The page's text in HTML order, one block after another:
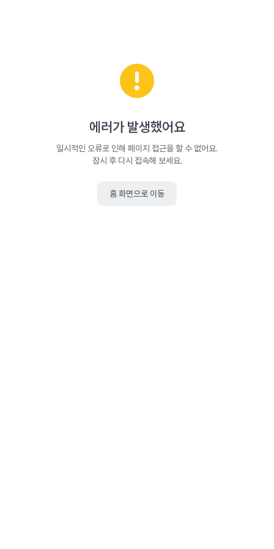
에러가 발생했어요
일시적인 오류로 인해 페이지 접근을 할 수 없어요.
잠시 후 다시 접속해 보세요.
홈 화면으로 이동